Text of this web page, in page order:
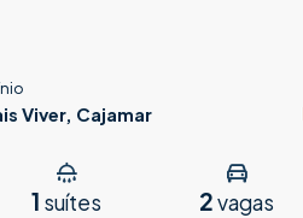
Viver, Cajamar
1 suítes 2vagas